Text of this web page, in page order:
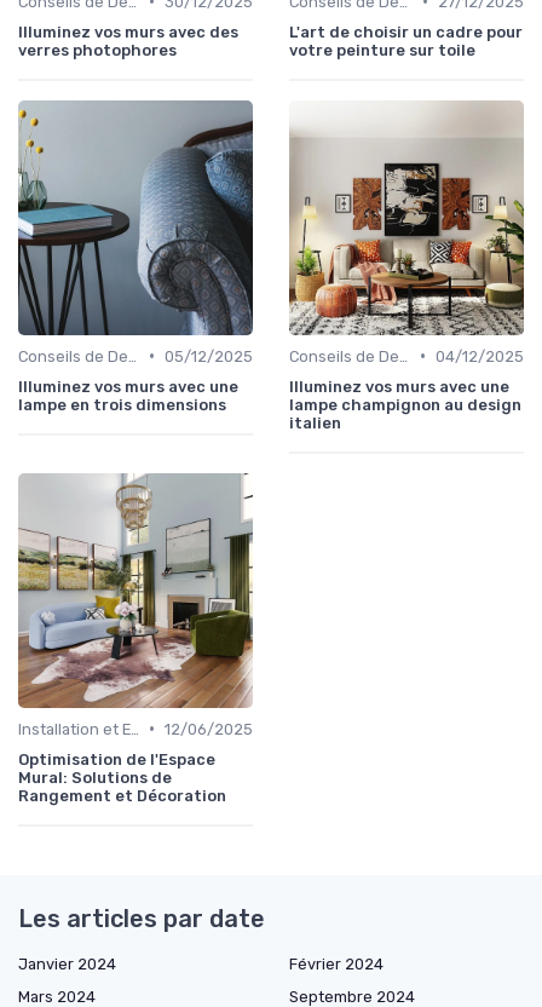
Illuminez vos murs avec des
verres photophores
L'art de choisir un cadre pour
votre peinture sur toile
• 05/12/2025
Illuminez vos murs avec une
lampe en trois dimensions
• 04/12/2025
Illuminez vos murs avec une
lampe champignon au design
italien
• 12/06/2025
Optimisation de l'Espace
Mural: Solutions de
Rangement et Décoration
Les articles par date
Janvier 2024
Février 2024
Mars 2024
Septembre 2024